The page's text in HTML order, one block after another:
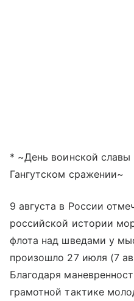
* ~День воинской
Гангутском сражении~
9 августа в России
российской истории
флота над шведами у
произошло 27 июля (7
Благодаря
грамотной тактике